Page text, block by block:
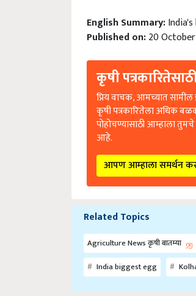
English Summary:
Published on: 20
कृषी
प्रिय वाचक, आमच्यात सामील
कृषी पत्रकारितेला अधिक
पोहोचण्यासाठी आम्हाला
आहे.
आपण आम्हाला समर्थन
Related Topics
Agriculture News कृषी बातम्या
India biggest egg